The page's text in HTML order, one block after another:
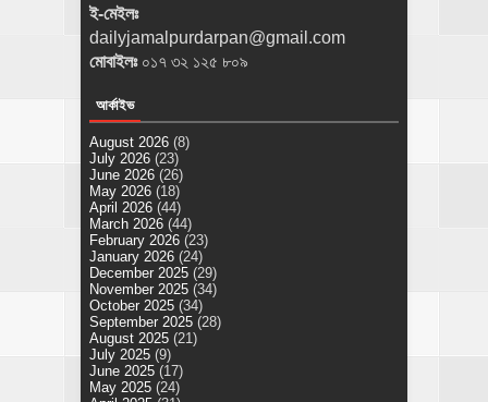
ই-মেইলঃ
dailyjamalpurdarpan@gmail.com
মোবাইলঃ ০১৭ ৩২ ১২৫ ৮০৯
আর্কাইভ
August 2026 (8)
July 2026 (23)
June 2026 (26)
May 2026 (18)
April 2026 (44)
March 2026 (44)
February 2026 (23)
January 2026 (24)
December 2025 (29)
November 2025 (34)
October 2025 (34)
September 2025 (28)
August 2025 (21)
July 2025 (9)
June 2025 (17)
May 2025 (24)